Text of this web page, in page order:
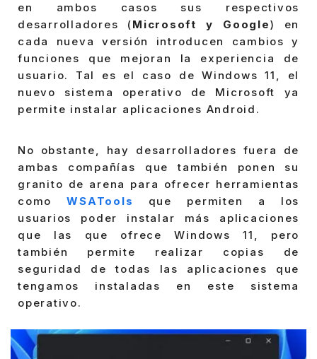
en ambos casos sus respectivos
desarrolladores (Microsoft y Google) en
cada nueva versión introducen cambios y
funciones que mejoran la experiencia de
usuario. Tal es el caso de Windows 11, el
nuevo sistema operativo de Microsoft ya
permite instalar aplicaciones Android.
No obstante, hay desarrolladores fuera de
ambas compañías que también ponen su
granito de arena para ofrecer herramientas
comoWSATools
que permiten a los
usuarios poder instalar más aplicaciones
que las que ofrece Windows 11, pero
también permite realizar copias de
seguridad de todas las aplicaciones que
tengamos instaladas en este sistema
operativo.